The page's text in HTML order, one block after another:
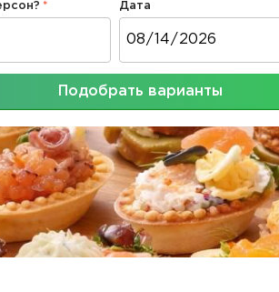
Дата
Подобрать варианты